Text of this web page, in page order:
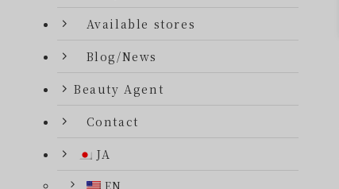
Available stores
Blog/News
Beauty Agent
Contact
JA
EN